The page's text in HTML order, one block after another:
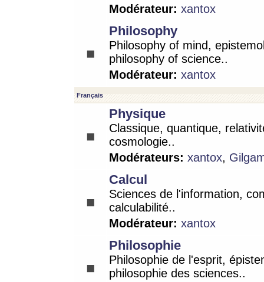
Modérateur: xantox
Philosophy
Philosophy of mind,
philosophy of science..
Modérateur: xantox
Français
Physique
Classique, quantique,
cosmologie..
Modérateurs: xantox,
Calcul
Sciences de l'information,
calculabilité..
Modérateur: xantox
Philosophie
Philosophie de l'esprit,
philosophie des sciences..